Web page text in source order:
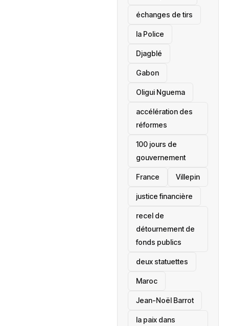
échanges de tirs
la Police
Djagblé
Gabon
Oligui Nguema
accélération des
réformes
100 jours de
gouvernement
France Villepin
justice financière
recel de
détournement de
fonds publics
deux statuettes
Maroc
Jean-Noël Barrot
la paix dans